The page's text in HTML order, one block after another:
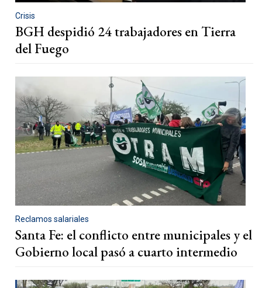
Crisis
BGH despidió 24 trabajadores en Tierra
del Fuego
Reclamos salariales
Santa Fe: el conflicto entre municipales y el
Gobierno local pasó a cuarto intermedio